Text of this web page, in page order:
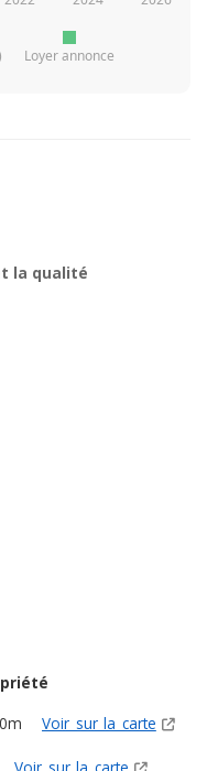
Loyer annonce
la qualité
Voir sur la carte